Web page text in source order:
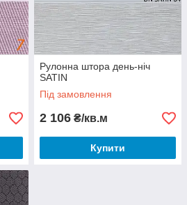
Рулонна штора день-ніч
SATIN
Під замовлення
2 106 ₴/кв.м
Купити